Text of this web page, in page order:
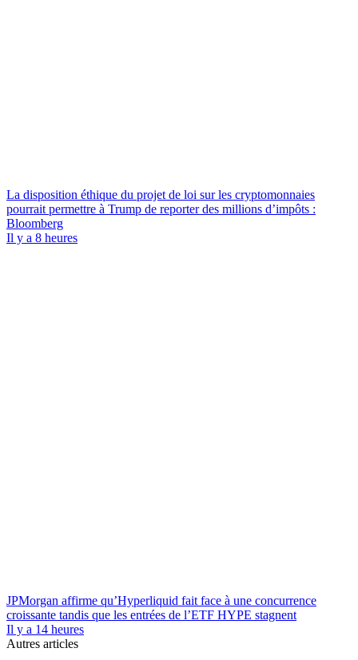
La disposition éthique du projet de loi sur les cryptomonnaies
pourrait permettre à Trump de reporter des millions d’impôts :
Bloomberg
Il y a 8 heures
JPMorgan affirme qu’Hyperliquid fait face à une concurrence
croissante tandis que les entrées de l’ETF HYPE stagnent
Il y a 14 heures
Autres articles